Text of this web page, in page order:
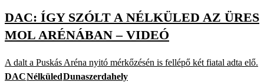
DAC: ÍGY SZÓLT A NÉLKÜLED AZ ÜRES
MOL ARÉNÁBAN – VIDEÓ
A dalt a Puskás Aréna nyitó mérkőzésén is fellépő két fiatal adta elő.
DACNélküledDunaszerdahely